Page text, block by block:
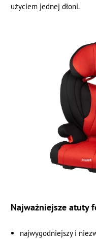
użyciem jednej dłoni.
Najważniejsze atuty
najwygodniejszy i